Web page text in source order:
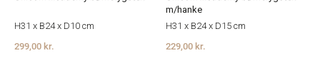
H31 x B24 x D10 cm
299,00 kr.
m/hanke
H31 x B24 x D15 cm
229,00 kr.